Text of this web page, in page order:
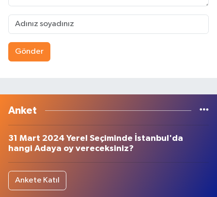
Gönder
Anket
31 Mart 2024 Yerel Seçiminde İstanbul'da
hangi Adaya oy vereceksiniz?
Ankete Katıl